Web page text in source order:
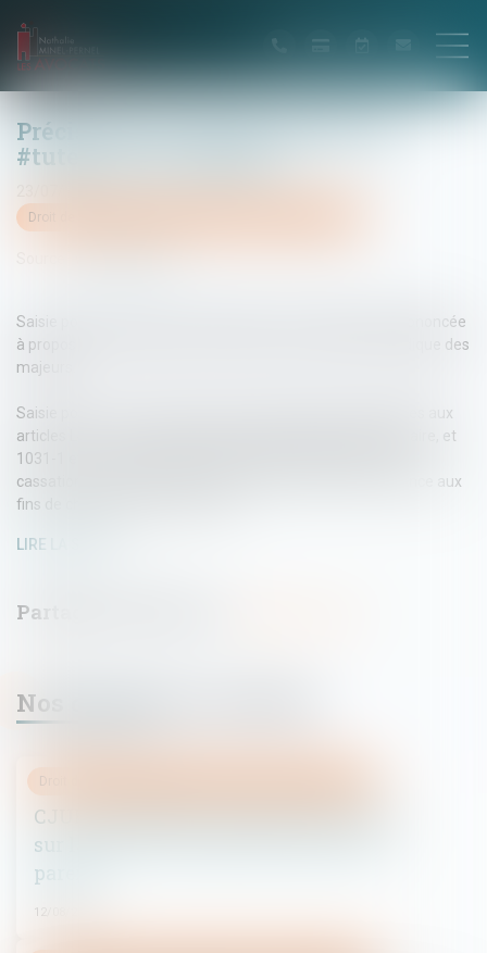
Précisions du Juge en matière de
#tutelle et de curatelle
Droit de la famille, des personnes et de leur patrimoine
Saisie pour avis, la Cour de cassation s'est notamment prononcée
à propos de la mainlevée d'une mesure de protection juridique des
majeurs.
Saisie pour avis, dans le cadre des procédures mentionnées aux
articles L441-1 et suivants du Code de l'organisation judiciaire, et
1031-1 et suivants du Code de procédure civile, la Cour de
cassation a eu récemment à se prononcer dans une instance aux
fins de changement de curateur...
LIRE LA SUITE
Nos dernières actualités
CJUE : compétence du juge pour statuer
sur la pension alimentaire due par un
parent
12/08/2015